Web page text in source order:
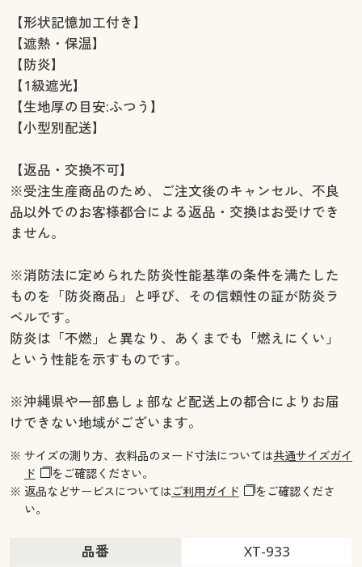
幅200×丈110(1枚物) ◎ 在庫あり
幅200×丈120(1枚物) ◎ 在庫あり
幅200×丈135(1枚物) ◎ 在庫あり
幅200×丈150(1枚物) ◎ 在庫あり
幅200×丈170(1枚物) ◎ 在庫あり
幅200×丈178(1枚物) ◎ 在庫あり
幅200×丈190(1枚物) ◎ 在庫あり
幅200×丈195(1枚物) ◎ 在庫あり
幅200×丈200(1枚物) ◎ 在庫あり
幅200×丈210(1枚物) ◎ 在庫あり
幅200×丈215(1枚物) ◎ 在庫あり
幅200×丈220(1枚物) ◎ 在庫あり
幅200×丈225(1枚物) ◎ 在庫あり
幅200×丈230(1枚物) ◎ 在庫あり
幅200×丈240(1枚物) ◎ 在庫あり
幅200×丈250(1枚物) ◎ 在庫あり
幅200×丈260(1枚物) ◎ 在庫あり
【形状記憶加工付き】
【遮熱・保温】
【防炎】
【1級遮光】
【生地厚の目安:ふつう】
【小型別配送】
【返品・交換不可】
※受注生産商品のため、ご注文後のキャンセル、不良
品以外でのお客様都合による返品・交換はお受けでき
ません。
※消防法に定められた防炎性能基準の条件を満たした
ものを「防炎商品」と呼び、その信頼性の証が防炎ラ
ベルです。
防炎は「不燃」と異なり、あくまでも「燃えにくい」
という性能を示すものです。
※沖縄県や一部島しょ部など配送上の都合によりお届
けできない地域がございます。
※ サイズの測り方、衣料品のヌード寸法については共通サイズガイ
ド
をご確認ください。
※ 返品などサービスについてはご利用ガイド
をご確認くださ
い。
品番 XT-933